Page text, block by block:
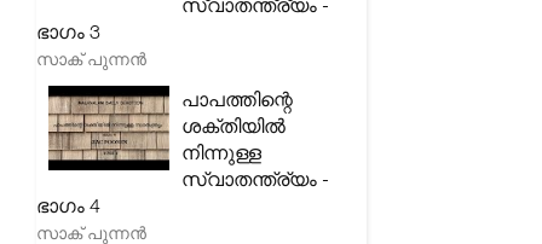
സ്വാതന്ത്ര്യം -
ഭാഗം 3
സാക് പുന്നൻ
പാപത്തിന്റെ
ശക്തിയിൽ
നിന്നുള്ള
സ്വാതന്ത്ര്യം -
ഭാഗം 4
സാക് പുന്നൻ